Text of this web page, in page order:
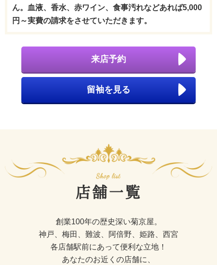
ん。血液、香水、赤ワイン、食事汚れなどあれば5,000
円～実費の請求をさせていただきます。
来店予約
留袖を見る
店舗一覧
創業100年の歴史深い菊京屋。
神戸、梅田、難波、阿倍野、姫路、西宮
各店舗駅前にあって便利な立地！
あなたのお近くの店舗に、